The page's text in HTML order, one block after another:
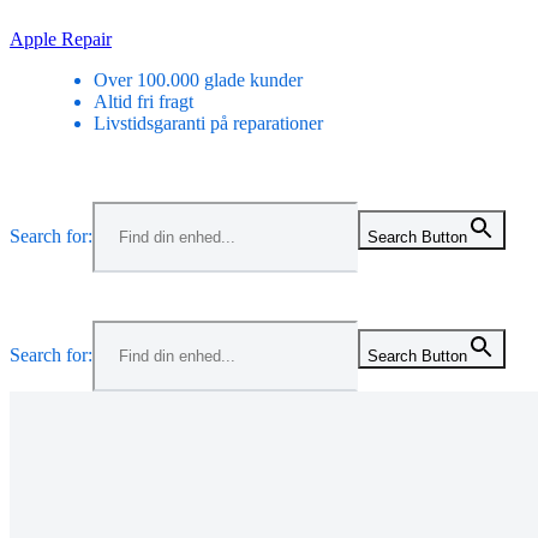
Skip
Apple Repair
Over 100.000 glade kunder
Altid fri fragt
Livstidsgaranti på reparationer
Search for: Search Button
Search for: Search Button